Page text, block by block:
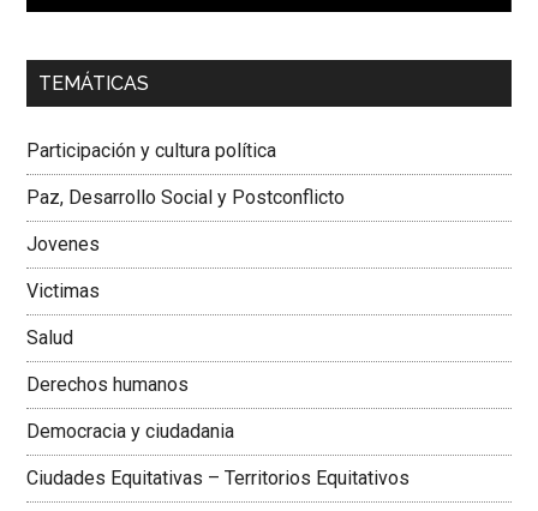
00:00 01:04
Dra. Carolina Corcho Mejía,Presidenta Corporación
Colombiana
TEMÁTICAS
Participación y cultura política
Paz, Desarrollo Social y Postconflicto
Jovenes
Victimas
Salud
Derechos humanos
Democracia y ciudadania
Ciudades Equitativas – Territorios Equitativos